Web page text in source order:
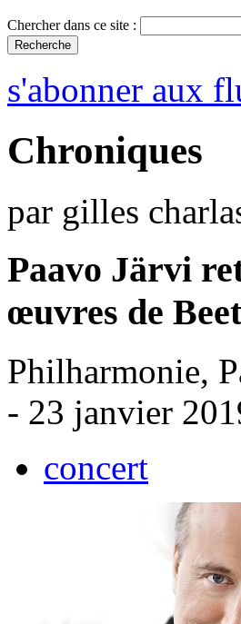
Chercher dans ce site :
s'abonner aux
Chroniques
par gilles
Paavo Järvi
œuvres de
Philharmonie,
- 23 janvier
concert